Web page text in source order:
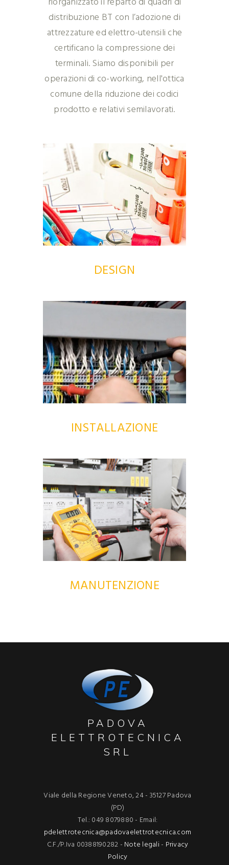
distribuzione BT con l’adozione di
attrezzature ed elettro-utensili che
certificano la compressione dei
terminali. Siamo disponibili per
operazioni di co-working, nell'ottica
comune della riduzione dei codici
prodotto e relativi semilavorati.
DESIGN
INSTALLAZIONE
MANUTENZIONE
PADOVA
ELETTROTECNICA
SRL
Viale della Regione Veneto, 24 - 35127 Padova
(PD)
Tel.: 049 8079880 - Email:
pdelettrotecnica@padovaelettrotecnica.com
C.F./P.Iva 00388190282 - Note legali - Privacy
Policy